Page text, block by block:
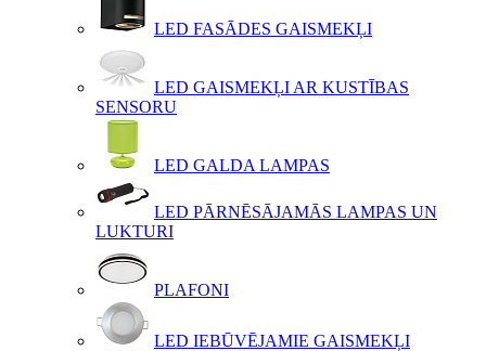
LED FASĀDES GAISMEKĻI
LED GAISMEKĻI AR KUSTĪBAS
SENSORU
LED GALDA LAMPAS
LED PĀRNĒSĀJAMĀS LAMPAS UN
LUKTURI
PLAFONI
LED IEBŪVĒJAMIE GAISMEKĻI